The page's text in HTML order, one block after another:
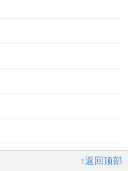
↑返回顶部